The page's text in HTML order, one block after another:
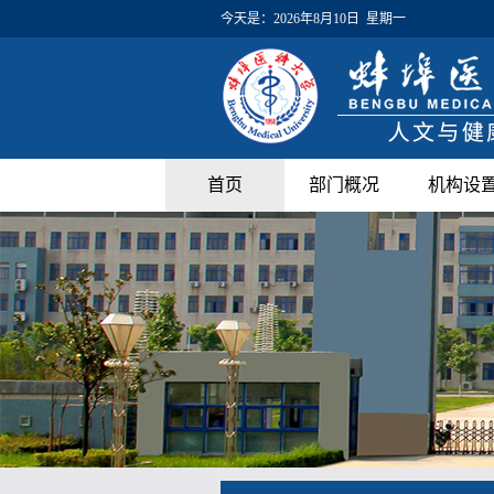
今天是： 2026年8月10日 星期一
首页 部门概况 机构设